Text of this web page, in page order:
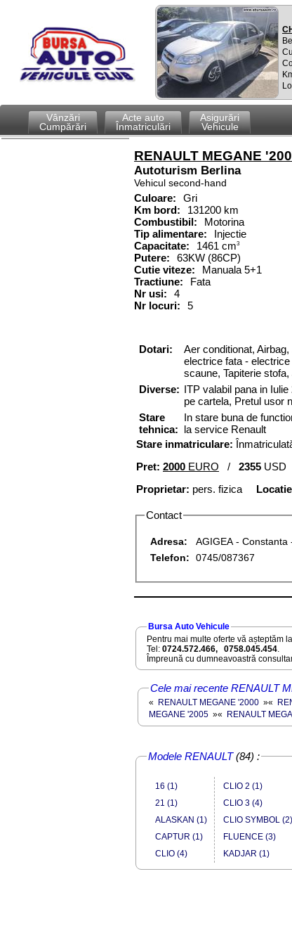
Vânzări
Cumpărări
Acte auto
Înmatriculări
Asigurări
Vehicule
RENAULT MEGANE
Autoturism Berlina
Vehicul second-hand
Culoare:
Gri
Km bord:
131200 km
Combustibil:
Motorina
Tip alimentare:
Injectie
Capacitate: 1461 cm3
Putere:
63KW (86CP)
Cutie viteze:
Manuala 5+1
Tractiune:
Fata
Nr usi:
4
Nr locuri:
5
Dotari: Aer conditionat, Airbag,
electrice fata -
scaune, Tapiterie stofa,
Diverse: ITP valabil pana in
pe cartela, Pretul usor
Stare
tehnica:
In stare buna de
la service Renault
Stare inmatriculare:
Pret: 2000 EURO / 2355
Proprietar: pers. fizica
Contact
Adresa:
AGIGEA - Constanta
Telefon:
0745/087367
Bursa Auto Vehicule
Pentru mai multe oferte vă așteptăm
Tel: 0724.572.466, 0758.045.454.
Împreună cu dumneavoastră
Cele mai recente RENAULT
« RENAULT MEGANE '2000 »«
MEGANE '2005 »« RENAULT
Modele RENAULT(84) :
16 (1)
21 (1)
ALASKAN (1)
CAPTUR (1)
CLIO (4)
CLIO 2 (1)
CLIO 3 (4)
CLIO SYMBOL (2)
FLUENCE (3)
KADJAR (1)